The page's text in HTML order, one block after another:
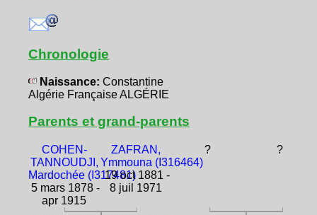
Chronologie
Naissance: Constantine
Algérie Française ALGÉRIE
Parents et grand-parents
COHEN-
TANNOUDJI,
Mardochée (I317481)
5 mars 1878 -
apr 1915
ZAFRAN,
Ymmouna (I316464)
19 oct 1881 -
8 juil 1971
? ?